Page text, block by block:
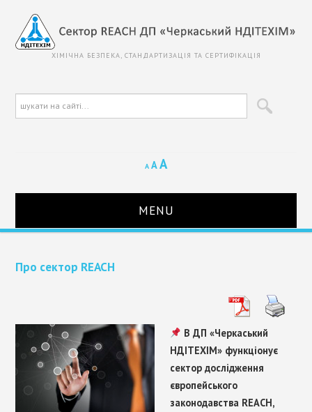
ХІМІЧНА БЕЗПЕКА, СТАНДАРТИЗАЦІЯ ТА СЕРТИФІКАЦІЯ
A A A
MENU
ХІМІЧНІ НПА ЄВРОСОЮЗУ
СТАНДАРТИЗАЦІЯ
КОНТАКТИ
Про сектор REACH
В ДП «Черкаський
НДІТЕХІМ» функціонує
сектор дослідження
європейського
законодавства REACH,